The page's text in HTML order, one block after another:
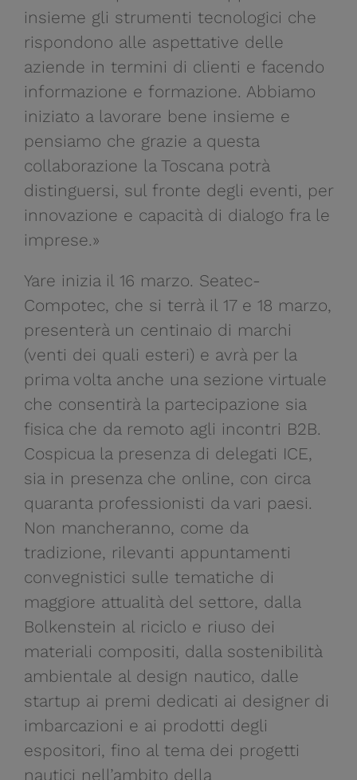
insieme gli strumenti tecnologici che
rispondono alle aspettative delle
aziende in termini di clienti e facendo
informazione e formazione. Abbiamo
iniziato a lavorare bene insieme e
pensiamo che grazie a questa
collaborazione la Toscana potrà
distinguersi, sul fronte degli eventi, per
innovazione e capacità di dialogo fra le
imprese.»
Yare inizia il 16 marzo. Seatec-
Compotec, che si terrà il 17 e 18 marzo,
presenterà un centinaio di marchi
(venti dei quali esteri) e avrà per la
prima volta anche una sezione virtuale
che consentirà la partecipazione sia
fisica che da remoto agli incontri B2B.
Cospicua la presenza di delegati ICE,
sia in presenza che online, con circa
quaranta professionisti da vari paesi.
Non mancheranno, come da
tradizione, rilevanti appuntamenti
convegnistici sulle tematiche di
maggiore attualità del settore, dalla
Bolkenstein al riciclo e riuso dei
materiali compositi, dalla sostenibilità
ambientale al design nautico, dalle
startup ai premi dedicati ai designer di
imbarcazioni e ai prodotti degli
espositori, fino al tema dei progetti
nautici nell’ambito della